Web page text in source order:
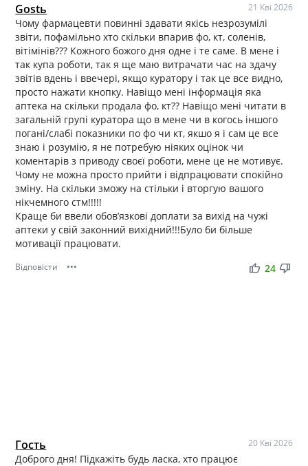
Gostь 21 Кві 2026
Чому фармацевти повинні здавати якісь незрозумілі
звіти, пофамільно хто скільки впарив фо, кт, соленів,
вітімінів??? Кожного божого дня одне і те саме. В мене і
так купа роботи, так я ще маю витрачати час на здачу
звітів вдень і ввечері, якщо куратору і так це все видно,
просто нажати кнопку. Навіщо мені інформація яка
аптека на скільки продала фо, кт?? Навіщо мені читати в
загальній групі куратора що в мене чи в когось іншого
погані/слабі показники по фо чи кт, якшо я і сам це все
знаю і розумію, я не потребую ніяких оцінок чи
коментарів з приводу своєї роботи, мене це не мотивує.
Чому не можна просто прийти і відпрацювати спокійно
зміну. На скільки зможу на стільки і вторгую вашого
нікчемного стм!!!!!
Краще би ввели обовʼязкові доплати за вихід на чужі
аптеки у свій законний вихідний!!!Було би більше
мотивації працювати.
Відповісти ••• thumb_up thumb_down
24
Гость 20 Кві 2026
Доброго дня! Підкажіть будь ласка, хто працює